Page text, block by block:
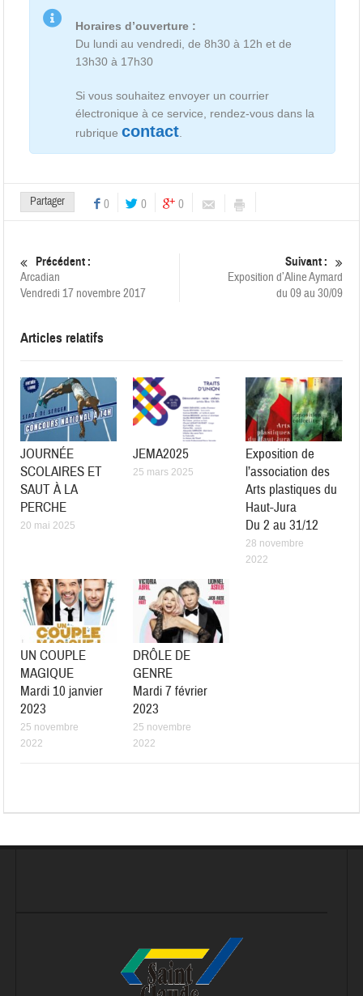
Horaires d’ouverture :
Du lundi au vendredi, de 8h30 à 12h et de
13h30 à 17h30
Si vous souhaitez envoyer un courrier
électronique à ce service, rendez-vous dans la
rubriquecontact
Partager 0 0 0
Précédent :
Arcadian
Vendredi 17 novembre 2017
Suivant :
Exposition d’Aline Aymard
du 09 au 30/09
Articles relatifs
JOURNÉE
SCOLAIRES ET
SAUT À LA
PERCHE
20 mai 2025
JEMA2025
25 mars 2025
Exposition de
l’association des
Arts plastiques du
Haut-Jura
Du 2 au 31/12
28 novembre
2022
UN COUPLE
MAGIQUE
Mardi 10 janvier
2023
25 novembre
2022
DRÔLE DE
GENRE
Mardi 7 février
2023
25 novembre
2022